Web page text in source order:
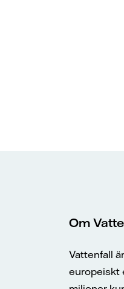
Om
Vattenfall
europeiskt